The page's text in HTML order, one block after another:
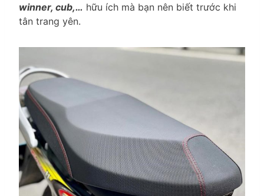
winner, cub,… hữu ích mà bạn nên biết trước khi
tân trang yên.